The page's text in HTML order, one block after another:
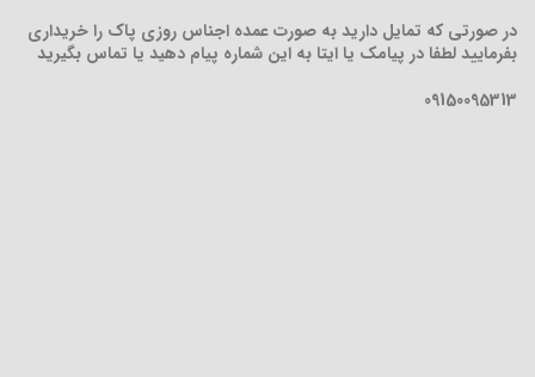
در صورتی که تمایل دارید به صورت عمده اجناس روزی پاک را خریداری
بفرمایید لطفا در پیامک یا ایتا به این شماره پیام دهید یا تماس بگیرید
09150095313